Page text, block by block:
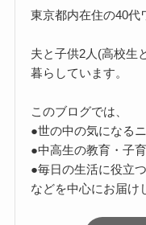
東京都内在住の40代
夫と子供2人(高校生
暮らしています。
このブログでは、
●世の中の気になる
●中高生の教育・子
●毎日の生活に役立
などを中心にお届け